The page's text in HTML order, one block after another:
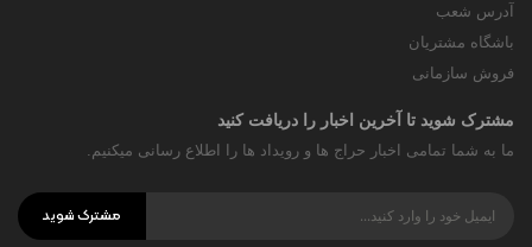
آدرس شعب
باشگاه مشتریان
فروش سازمانی
مشترک شوید تا آخرین اخبار را دریافت کنید
ما به شما تمامی اخبار حراج ها و رویداد ها را اطلاع رسانی میکنیم.
مشترک شوید